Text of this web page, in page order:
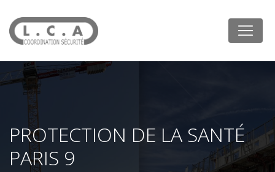
PROTECTION DE LA SANTÉ
PARIS 9